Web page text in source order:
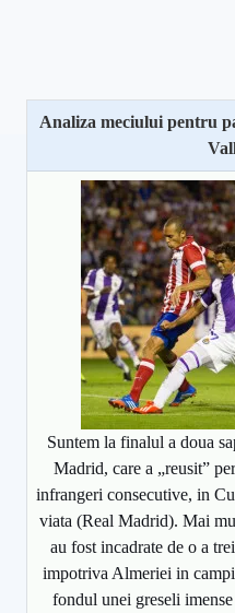
Analiza meciului pentru
Suntem la finalul a doua
Madrid, care a „reusit”
infrangeri consecutive, in
viata (Real Madrid). Mai
au fost incadrate de o a
impotriva Almeriei in
fondul unei greseli